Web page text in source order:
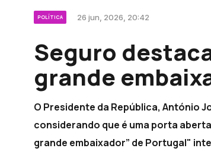
POLÍTICA 26 jun, 2026, 20:42
Seguro
grande
O Presidente da República, António
considerando que é uma porta
grande embaixador” de Portugal"